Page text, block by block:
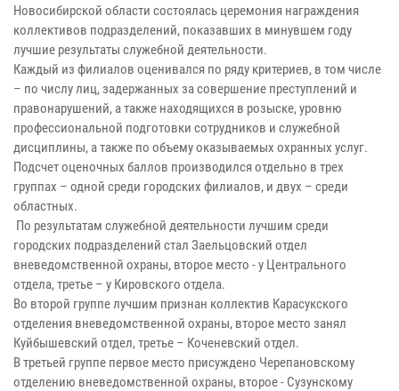
Новосибирской области состоялась церемония награждения
коллективов подразделений, показавших в минувшем году
лучшие результаты служебной деятельности.
Каждый из филиалов оценивался по ряду критериев, в том числе
– по числу лиц, задержанных за совершение преступлений и
правонарушений, а также находящихся в розыске, уровню
профессиональной подготовки сотрудников и служебной
дисциплины, а также по объему оказываемых охранных услуг.
Подсчет оценочных баллов производился отдельно в трех
группах – одной среди городских филиалов, и двух – среди
областных.
По результатам служебной деятельности лучшим среди
городских подразделений стал Заельцовский отдел
вневедомственной охраны, второе место - у Центрального
отдела, третье – у Кировского отдела.
Во второй группе лучшим признан коллектив Карасукского
отделения вневедомственной охраны, второе место занял
Куйбышевский отдел, третье – Коченевский отдел.
В третьей группе первое место присуждено Черепановскому
отделению вневедомственной охраны, второе - Сузунскому